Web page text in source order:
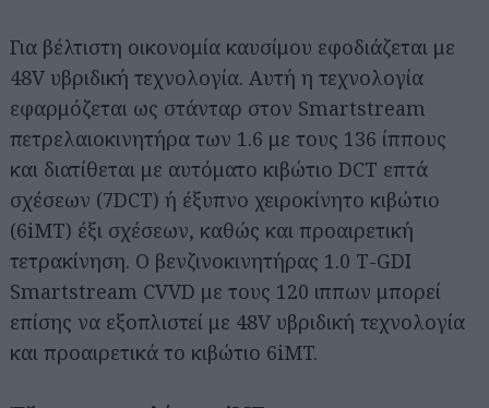
Για βέλτιστη οικονομία καυσίμου εφοδιάζεται με
48V υβριδική τεχνολογία. Αυτή η τεχνολογία
εφαρμόζεται ως στάνταρ στον Smartstream
πετρελαιοκινητήρα των 1.6 με τους 136 ίππους
και διατίθεται με αυτόματο κιβώτιο DCT επτά
σχέσεων (7DCT) ή έξυπνο χειροκίνητο κιβώτιο
(6iMT) έξι σχέσεων, καθώς και προαιρετική
τετρακίνηση. Ο βενζινοκινητήρας 1.0 T-GDI
Smartstream CVVD με τους 120 ιππων μπορεί
επίσης να εξοπλιστεί με 48V υβριδική τεχνολογία
και προαιρετικά το κιβώτιο 6iMT.